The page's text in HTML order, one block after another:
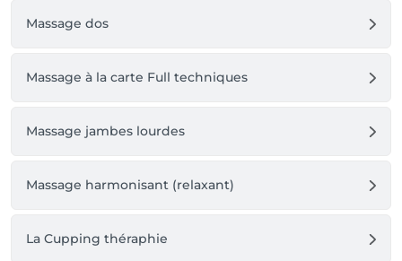
Massage dos
Massage à la carte Full techniques
Massage jambes lourdes
Massage harmonisant (relaxant)
La Cupping théraphie